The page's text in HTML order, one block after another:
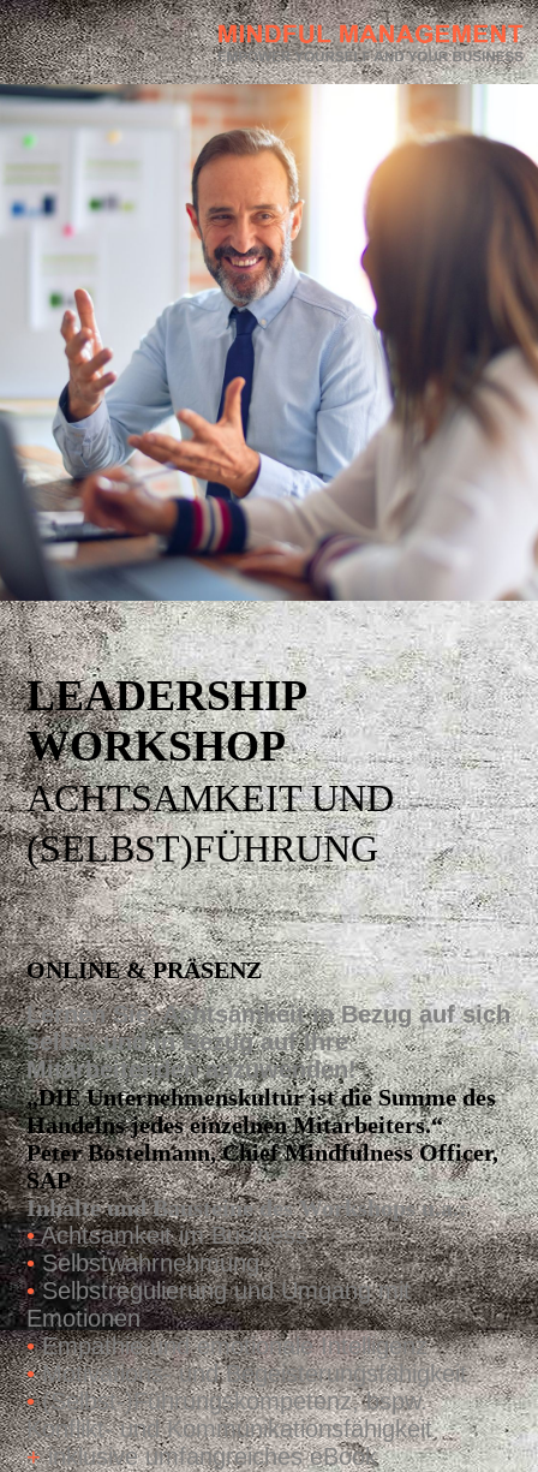
LEADERSHIP
WORKSHOP
ACHTSAMKEIT UND
(SELBST)FÜHRUNG
ONLINE & PRÄSENZ
Lernen Sie, Achtsamkeit inBezug auf sich
selbst und inBezug auf Ihre
Mitarbeitenden anzuwenden!
„DIE Unternehmenskultur ist die Summe des
Handelns jedes einzelnen Mitarbeiters.“
Peter Bostelmann, Chief Mindfulness Officer,
SAP
Inhalte und Bausteine des Workshops u.a.:
•Achtsamkeit im Business
• Selbstwahrnehmung
•Selbstregulierungund Umgang mit
Emotionen
•Empathie und emotionale Intelligenz
•Motivations- und Begeisterungsfähigkeit
•(Selbst-)Führungskompetenz, bspw.
Konflikt- und Kommunikationsfähigkeit
+inklusive umfangreiches eBook